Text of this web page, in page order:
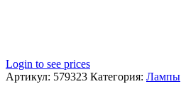
Login to see prices
Артикул: 579323 Категория: Лампы